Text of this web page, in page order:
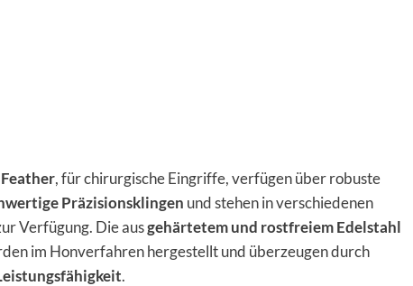
, für chirurgische Eingriffe, verfügen über robuste
Präzisionsklingen und stehen in verschiedenen
Verfügung. Die ausgehärtetem und rostfreiem Edelstahl
im Honverfahren hergestellt und überzeugen durch
.